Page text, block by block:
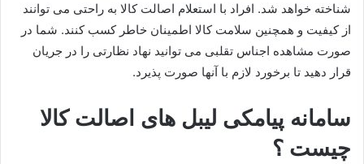
شناخته خواهد شد. افراد با استعلام اصالت کالا به راحتی می‌ توانند
از کیفیت و همچنین سلامت کالا اطمینان خاطر کسب کنند. شما در
صورت مشاهده اجناس تقلبی می‌ توانید نهاد نظارتی را در جریان
قرار دهید تا برخورد لازم با آنها صورت پذیرد.
سامانه پیامکی لیبل های اصالت کالا
چیست ؟